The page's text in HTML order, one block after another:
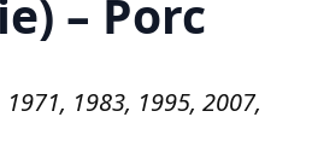
– Porc
1983, 1995, 2007,